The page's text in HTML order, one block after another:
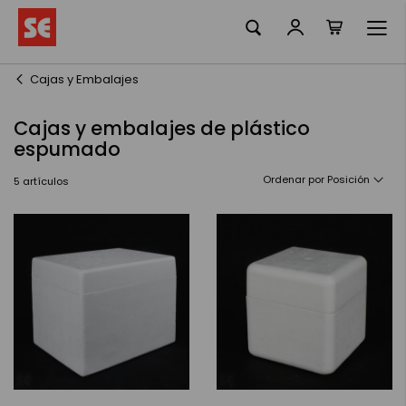
contenido
Cajas y Embalajes
Cajas y embalajes de plástico
espumado
5 artículos Ordenar por